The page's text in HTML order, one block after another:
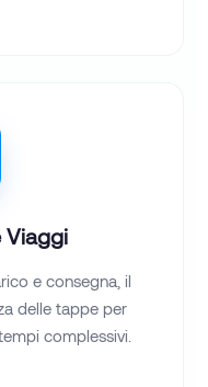
Viaggi
e consegna, il
delle tappe per
complessivi.